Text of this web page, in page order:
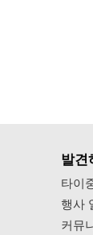
발견
타이
행사
커뮤